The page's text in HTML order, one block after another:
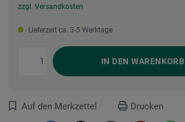
zzgl. Versandkosten
Lieferzeit ca. 3-5 Werktage
IN DEN WARENKORB
Auf den Merkzettel Drucken